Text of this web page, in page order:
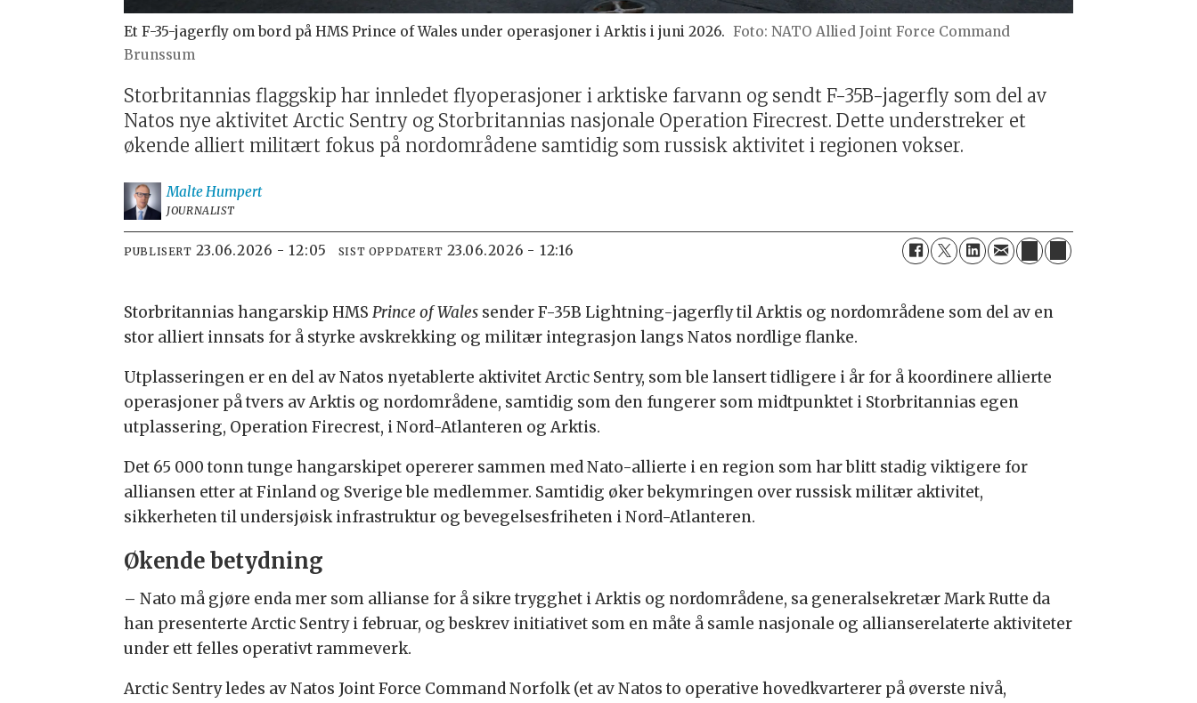
Et F-35-jagerfly om bord på HMS Prince of Wales under operasjoner i Arktis i juni 2026.
NATO Allied Joint Force Command
Brunssum
Storbritannias flaggskip har innledet flyoperasjoner i arktiske farvann og sendt F-35B-jagerfly som del av
Natos nye aktivitet Arctic Sentry og Storbritannias nasjonale Operation Firecrest. Dette understreker et
økende alliert militært fokus på nordområdene samtidig som russisk aktivitet i regionen vokser.
MalteHumpert
JOURNALIST
PUBLISERT 23.06.2026 - 12:05 SIST OPPDATERT 23.06.2026 - 12:16
Storbritannias hangarskip HMSPrince of Wales sender F-35B Lightning-jagerfly til Arktis og nordområdene som del av en
stor alliert innsats for å styrke avskrekking og militær integrasjon langs Natos nordlige flanke.
Utplasseringen er en del av Natos nyetablerte aktivitet Arctic Sentry, som ble lansert tidligere i år for å koordinere allierte
operasjoner på tvers av Arktis og nordområdene, samtidig som den fungerer som midtpunktet i Storbritannias egen
utplassering, Operation Firecrest, i Nord-Atlanteren og Arktis.
Det 65 000 tonn tunge hangarskipet opererer sammen med Nato-allierte i en region som har blitt stadig viktigere for
alliansen etter at Finland og Sverige ble medlemmer. Samtidig øker bekymringen over russisk militær aktivitet,
sikkerheten til undersjøisk infrastruktur og bevegelsesfriheten i Nord-Atlanteren.
Økende betydning
– Nato må gjøre enda mer som allianse for å sikre trygghet i Arktis og nordområdene, sa generalsekretær Mark Rutte da
han presenterte Arctic Sentry i februar, og beskrev initiativet som en måte å samle nasjonale og allianserelaterte aktiviteter
under ett felles operativt rammeverk.
Arctic Sentry ledes av Natos Joint Force Command Norfolk (et av Natos to operative hovedkvarterer på øverste nivå,